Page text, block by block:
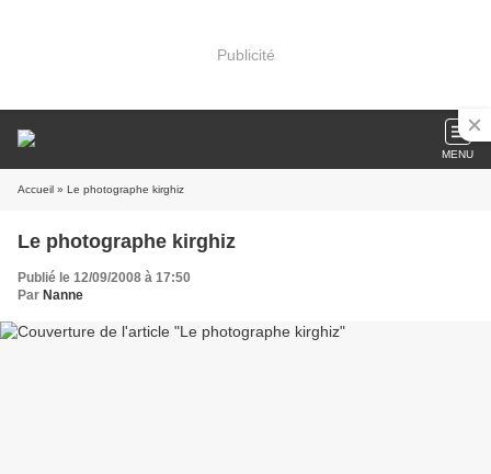
Publicité
MENU
Accueil » Le photographe kirghiz
Le photographe kirghiz
Publié le 12/09/2008 à 17:50
Par Nanne